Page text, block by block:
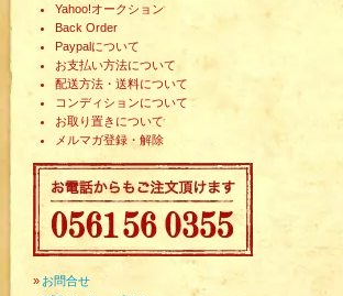
Yahoo!オークション
Back Order
Paypalについて
お支払い方法について
配送方法・送料について
コンディションについて
お取り置きについて
メルマガ登録・解除
» お問合せ